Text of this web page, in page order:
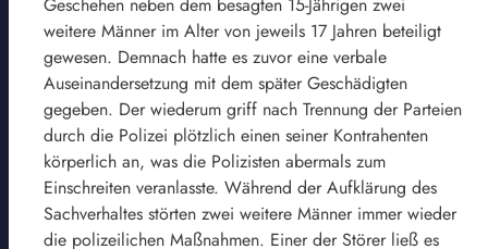
Geschehen neben dem besagten 15-Jährigen zwei
weitere Männer im Alter von jeweils 17 Jahren beteiligt
gewesen. Demnach hatte es zuvor eine verbale
Auseinandersetzung mit dem später Geschädigten
gegeben. Der wiederum griff nach Trennung der Parteien
durch die Polizei plötzlich einen seiner Kontrahenten
körperlich an, was die Polizisten abermals zum
Einschreiten veranlasste. Während der Aufklärung des
Sachverhaltes störten zwei weitere Männer immer wieder
die polizeilichen Maßnahmen. Einer der Störer ließ es